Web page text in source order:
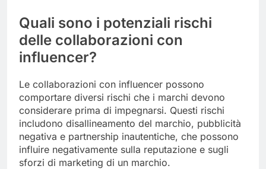
Quali sono i potenziali rischi
delle collaborazioni con
influencer?
Le collaborazioni con influencer possono
comportare diversi rischi che i marchi devono
considerare prima di impegnarsi. Questi rischi
includono disallineamento del marchio, pubblicità
negativa e partnership inautentiche, che possono
influire negativamente sulla reputazione e sugli
sforzi di marketing di un marchio.